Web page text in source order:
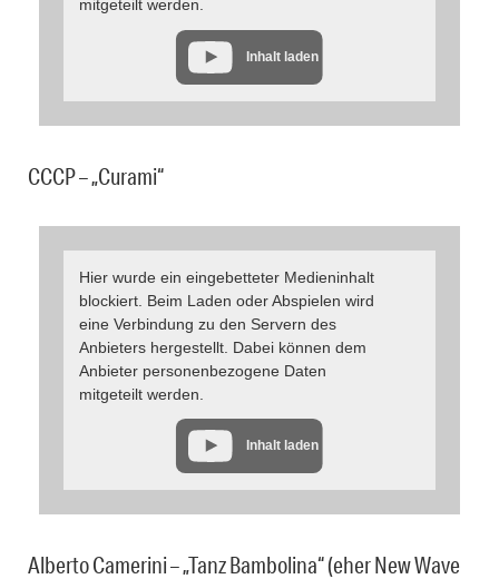
mitgeteilt werden.
Inhalt laden
CCCP – „Curami“
Hier wurde ein eingebetteter Medieninhalt
blockiert. Beim Laden oder Abspielen wird
eine Verbindung zu den Servern des
Anbieters hergestellt. Dabei können dem
Anbieter personenbezogene Daten
mitgeteilt werden.
Inhalt laden
Alberto Camerini – „Tanz Bambolina“ (eher New Wave